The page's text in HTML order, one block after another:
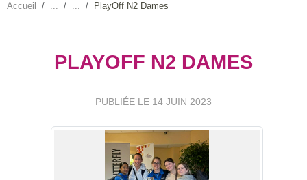
Accueil PlayOff N2 Dames
PLAYOFF N2 DAMES
PUBLIÉE LE 14 JUIN 2023